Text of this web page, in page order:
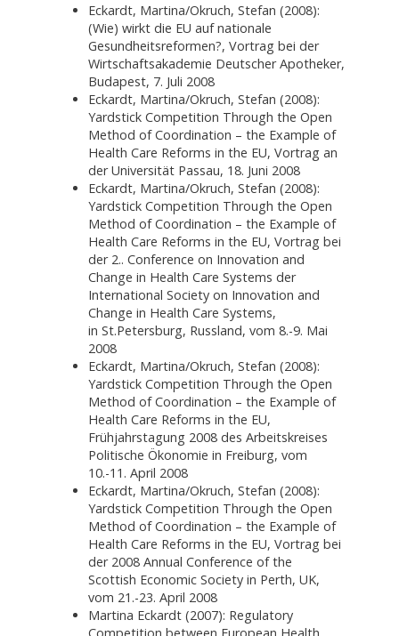
Eckardt, Martina/Okruch, Stefan (2008):
(Wie) wirkt die EU auf nationale
Gesundheitsreformen?, Vortrag bei der
Wirtschaftsakademie Deutscher Apotheker,
Budapest, 7. Juli 2008
Eckardt, Martina/Okruch, Stefan (2008):
Yardstick Competition Through the Open
Method of Coordination – the Example of
Health Care Reforms in the EU, Vortrag an
der Universität Passau, 18. Juni 2008
Eckardt, Martina/Okruch, Stefan (2008):
Yardstick Competition Through the Open
Method of Coordination – the Example of
Health Care Reforms in the EU, Vortrag bei
der 2.. Conference on Innovation and
Change in Health Care Systems der
International Society on Innovation and
Change in Health Care Systems,
in St.Petersburg, Russland, vom 8.-9. Mai
2008
Eckardt, Martina/Okruch, Stefan (2008):
Yardstick Competition Through the Open
Method of Coordination – the Example of
Health Care Reforms in the EU,
Frühjahrstagung 2008 des Arbeitskreises
Politische Ökonomie in Freiburg, vom
10.-11. April 2008
Eckardt, Martina/Okruch, Stefan (2008):
Yardstick Competition Through the Open
Method of Coordination – the Example of
Health Care Reforms in the EU, Vortrag bei
der 2008 Annual Conference of the
Scottish Economic Society in Perth, UK,
vom 21.-23. April 2008
Martina Eckardt (2007): Regulatory
Competition between European Health